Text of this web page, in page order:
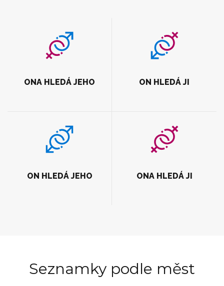
ONA HLEDÁ JEHO ON HLEDÁ JI
ON HLEDÁ JEHO ONA HLEDÁ JI
Seznamky podle měst